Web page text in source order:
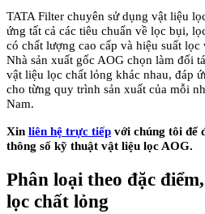
TATA Filter chuyên sử dụng vật liệu
ứng tất cả các tiêu chuẩn về lọc bụi,
có chất lượng cao cấp và hiệu suất
Nhà sản xuất gốc AOG chọn làm đối
vật liệu lọc chất lỏng khác nhau, đáp
cho từng quy trình sản xuất của mỗi
Nam.
Xin liên hệ trực tiếp với chúng tôi để
thông số kỹ thuật vật liệu lọc AOG.
Phân loại theo đặc
lọc chất lỏng